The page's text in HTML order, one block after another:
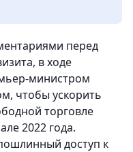
перед
в ходе
министром
чтобы ускорить
торговле
2022 года.
доступ к